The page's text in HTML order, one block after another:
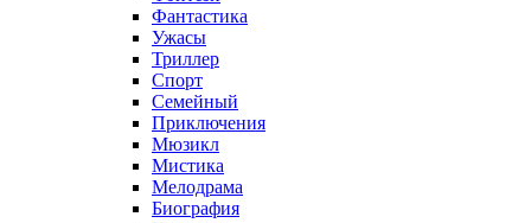
Фантастика
Ужасы
Триллер
Спорт
Семейный
Приключения
Мюзикл
Мистика
Мелодрама
Биография